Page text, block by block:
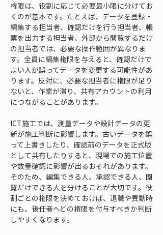
権限は、役割に応じて必要最小限に分けてお
くのが基本です。たとえば、データを登録・
編集する担当者、確認だけを行う担当者、帳
票を出力する担当者、外部から閲覧するだけ
の担当者では、必要な操作範囲が異なりま
す。全員に編集権限を与えると、確認だけで
よい人が誤ってデータを変更する可能性があ
ります。反対に、必要な担当者に権限が足り
ないと、作業が滞り、共有アカウントの利用
につながることがあります。
ICT施工では、測量データや設計データの更
新が施工判断に影響します。古いデータを誤
って上書きしたり、確認前のデータを正式版
として共有したりすると、現場での施工位置
や数量確認に影響が出るおそれがあります。
そのため、編集できる人、承認できる人、閲
覧だけできる人を分けることが大切です。役
割ごとの権限を決めておけば、退職や異動時
にも、後任者へどの権限を付与すべきか判断
しやすくなります。